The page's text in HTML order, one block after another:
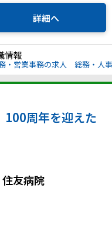
詳細へ
情報
・営業事務の求人 総務・人
周年を迎えた
友病院
ジ